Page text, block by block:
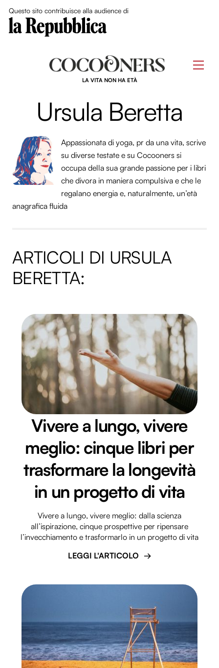
Questo sito contribuisce alla audience di
LA VITA NON HA ETÀ
Ursula Beretta
Appassionata di yoga, pr da una vita, scrive
su diverse testate e su Cocooners si
occupa della sua grande passione per i libri
che divora in maniera compulsiva e che le
regalano energia e, naturalmente, un’età
anagrafica fluida
ARTICOLI DI URSULA
BERETTA:
Vivere a lungo, vivere
meglio: cinque libri per
trasformare la longevità
in un progetto di vita
Vivere a lungo, vivere meglio: dalla scienza
all’ispirazione, cinque prospettive per ripensare
l’invecchiamento e trasformarlo in un progetto di vita
LEGGI L'ARTICOLO